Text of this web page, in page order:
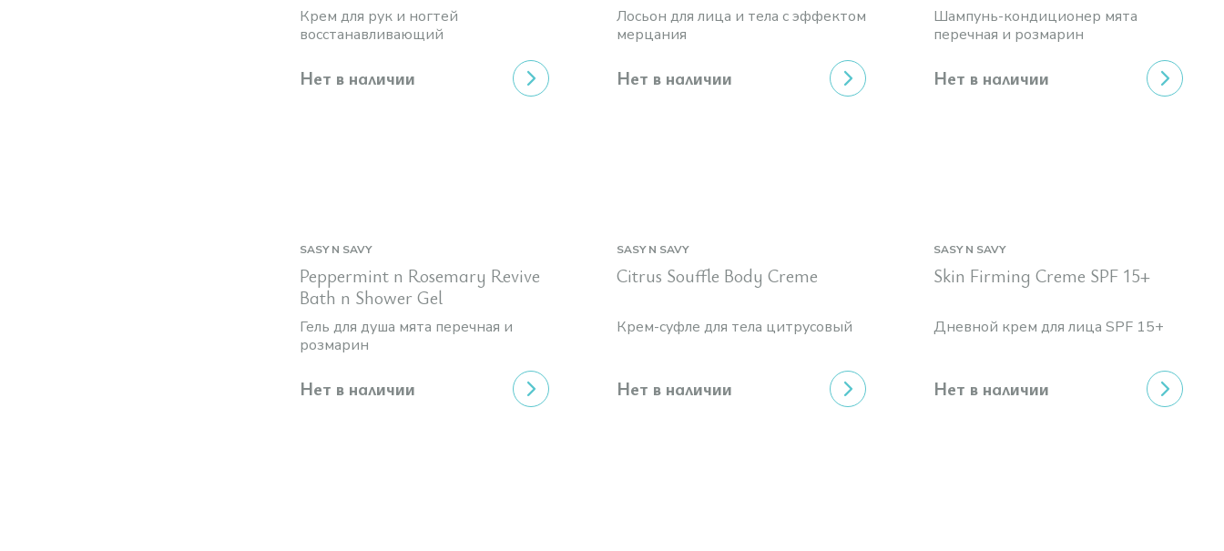
Крем для рук и ногтей
восстанавливающий
Нет в наличии
Лосьон для лица и тела с эффектом
мерцания
Нет в наличии
Шампунь-кондиционер мята
перечная и розмарин
Нет в наличии
SASY N SAVY
Peppermint n Rosemary Revive
Bath n Shower Gel
Гель для душа мята перечная и
розмарин
Нет в наличии
SASY N SAVY
Citrus Souffle Body Creme
Крем-суфле для тела цитрусовый
Нет в наличии
SASY N SAVY
Skin Firming Creme SPF 15+
Дневной крем для лица SPF 15+
Нет в наличии